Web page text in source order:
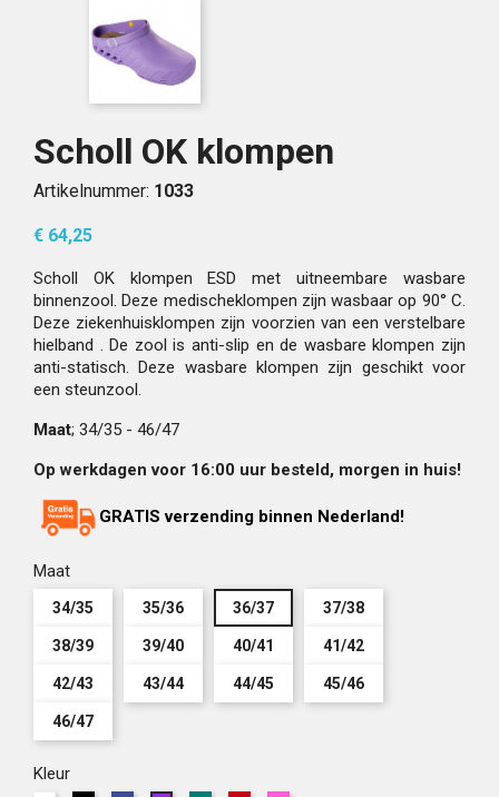
Scholl OK klompen
Artikelnummer: 1033
€ 64,25
Scholl OK klompen ESD met uitneembare wasbare
binnenzool. Deze medischeklompen zijn wasbaar op 90° C.
Deze ziekenhuisklompen zijn voorzien van een verstelbare
hielband . De zool is anti-slip en de wasbare klompen zijn
anti-statisch. Deze wasbare klompen zijn geschikt voor
een steunzool.
Maat; 34/35 - 46/47
Op werkdagen voor 16:00 uur besteld, morgen in huis!
GRATIS verzending binnen Nederland!
Maat
34/35 35/36 36/37 37/38
38/39 39/40 40/41 41/42
42/43 43/44 44/45 45/46
46/47
Kleur